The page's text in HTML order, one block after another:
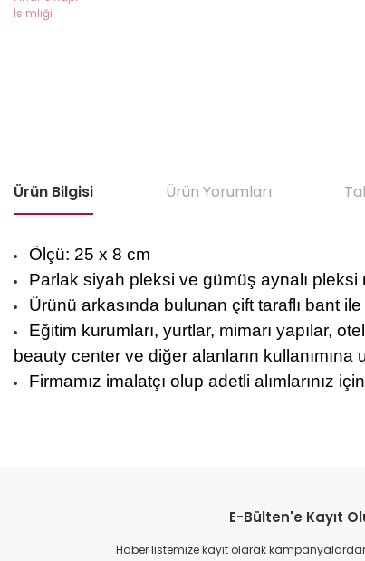
Ürün Bilgisi Ürün Yorumları
Ölçü: 25 x 8 cm
Parlak siyah pleksi ve gümüş aynalı pleksi
Ürünü arkasında bulunan çift taraflı bant
Eğitim kurumları, yurtlar, mimarı yapılar,
beauty center ve diğer alanların kullanımına
Firmamız imalatçı olup adetli alımlarınız
Ürün resmi kalitesiz, bozuk veya görüntülenemiyor.
Ürün açıklamasında eksik bilgiler bulunuyor.
E-Bülten'e Kayıt
Haber listemize kayıt olarak